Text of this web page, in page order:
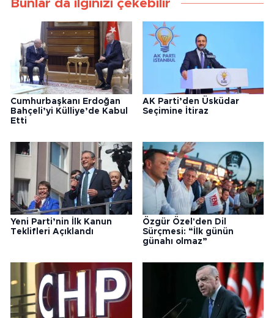
Bunlar da ilginizi çekebilir
Cumhurbaşkanı Erdoğan
Bahçeli’yi Külliye’de Kabul
Etti
AK Parti’den Üsküdar
Seçimine İtiraz
Yeni Parti’nin İlk Kanun
Teklifleri Açıklandı
Özgür Özel'den Dil
Sürçmesi: “İlk günün
günahı olmaz”